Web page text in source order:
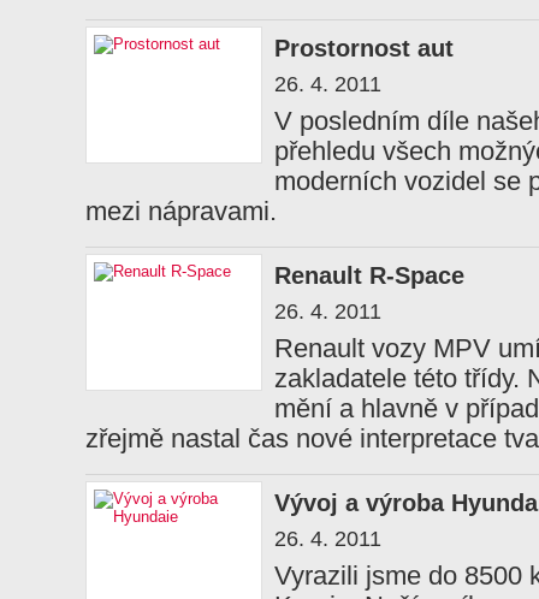
Prostornost aut
26. 4. 2011
V posledním díle
přehledu všech
moderních vozidel se
mezi nápravami.
Renault R-Space
26. 4. 2011
Renault vozy MPV
zakladatele této třídy.
mění a hlavně v
zřejmě nastal čas nové interpretace
Vývoj a výroba
26. 4. 2011
Vyrazili jsme do 8500